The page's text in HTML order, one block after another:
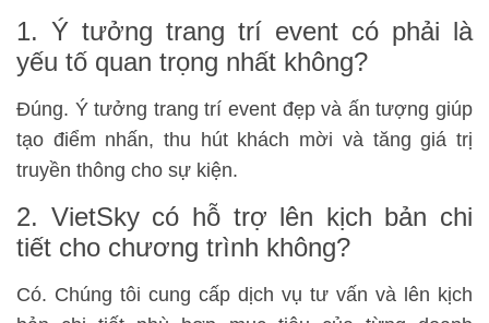
1. Ý tưởng trang trí event có phải là
yếu tố quan trọng nhất không?
Đúng. Ý tưởng trang trí event đẹp và ấn tượng giúp
tạo điểm nhấn, thu hút khách mời và tăng giá trị
truyền thông cho sự kiện.
2. VietSky có hỗ trợ lên kịch bản chi
tiết cho chương trình không?
Có. Chúng tôi cung cấp dịch vụ tư vấn và lên kịch